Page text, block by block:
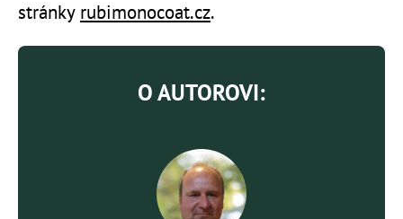
stránky rubimonocoat.cz.
O AUTOROVI: